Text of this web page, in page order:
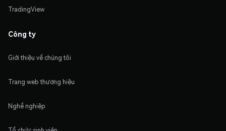
TradingView
Công ty
Giới thiệu về chúng tôi
Trang web thương hiệu
Nghề nghiệp